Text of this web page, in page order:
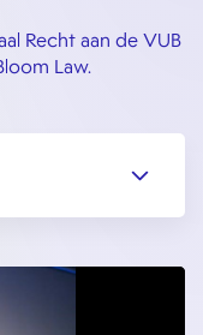
Recht aan de VUB
Law.